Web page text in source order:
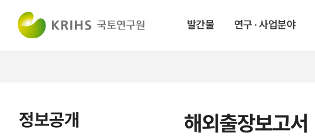
발간물 연구 · 사업분야
해외출장보고서
정보공개